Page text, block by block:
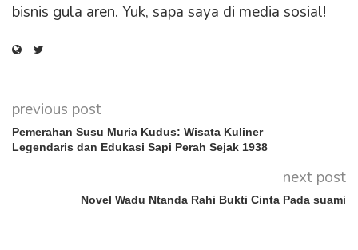
bisnis gula aren. Yuk, sapa saya di media sosial!
previous post
Pemerahan Susu Muria Kudus: Wisata Kuliner
Legendaris dan Edukasi Sapi Perah Sejak 1938
next post
Novel Wadu Ntanda Rahi Bukti Cinta Pada suami